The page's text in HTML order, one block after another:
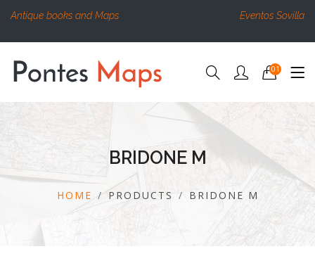
Antique books and Maps Eventos Sovilla
01
BRIDONE M
HOME PRODUCTS BRIDONE M